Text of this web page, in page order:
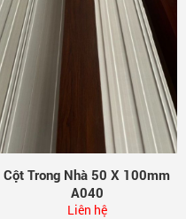
Cột Trong Nhà 50 X 100mm
A040
Liên hệ